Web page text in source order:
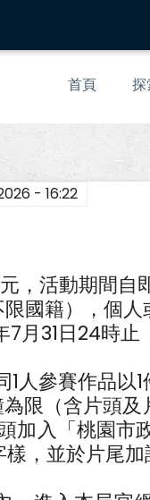
Main
首頁 探
- 16:22
，活動期間自
國籍），個人
7月31日24時
人參賽作品以1
為限（含片頭
加入「桃園市
，並於片尾加